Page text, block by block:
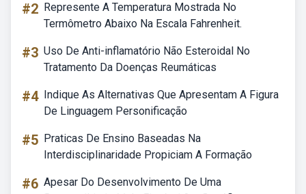
#2 Represente A Temperatura Mostrada No
Termômetro Abaixo Na Escala Fahrenheit.
#3 Uso De Anti-inflamatório Não Esteroidal No
Tratamento Da Doenças Reumáticas
#4 Indique As Alternativas Que Apresentam A Figura
De Linguagem Personificação
#5 Praticas De Ensino Baseadas Na
Interdisciplinaridade Propiciam A Formação
#6 Apesar Do Desenvolvimento De Uma